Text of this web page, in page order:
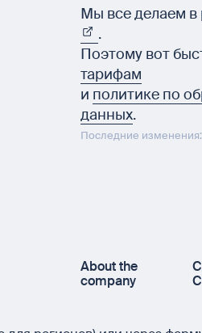
Мы все делаем в
.
Поэтому вот
тарифам
и политике по
данных.
Последние изменения:
About the
company